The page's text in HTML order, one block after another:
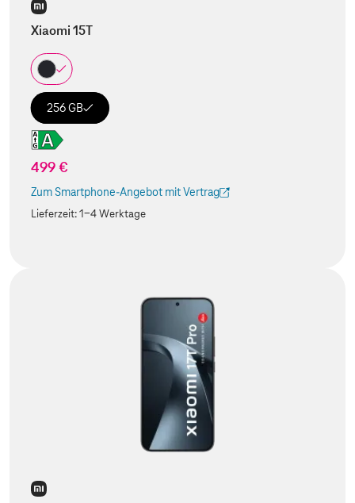
Xiaomi 15T
256 GB
499 €
Zum Smartphone-Angebot mit Vertrag
(Der Link wird in einem neuen Tab geöffnet)
Lieferzeit:1-4 Werktage